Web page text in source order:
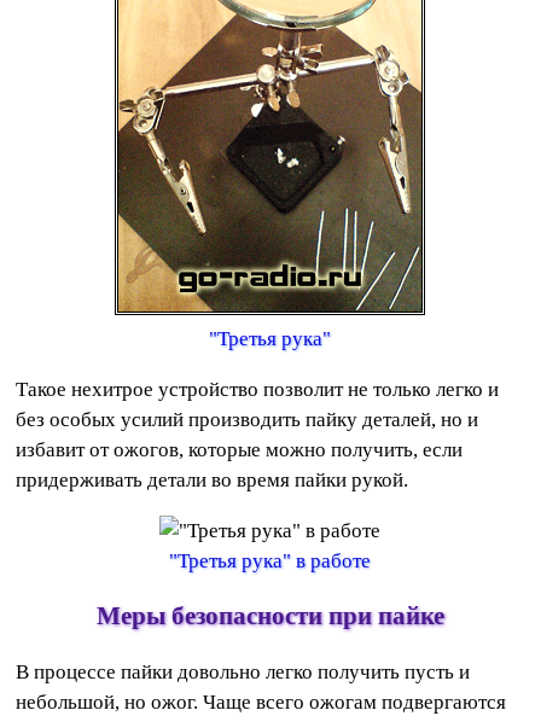
"Третья рука"
Такое нехитрое устройство позволит не только легко и
без особых усилий производить пайку деталей, но и
избавит от ожогов, которые можно получить, если
придерживать детали во время пайки рукой.
"Третья рука" в работе
Меры безопасности при пайке
В процессе пайки довольно легко получить пусть и
небольшой, но ожог. Чаще всего ожогам подвергаются